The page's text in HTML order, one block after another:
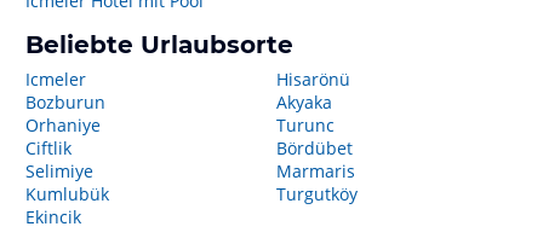
Beliebte Urlaubsorte
Icmeler
Bozburun
Orhaniye
Ciftlik
Selimiye
Kumlubük
Ekincik
Hisarönü
Akyaka
Turunc
Bördübet
Marmaris
Turgutköy